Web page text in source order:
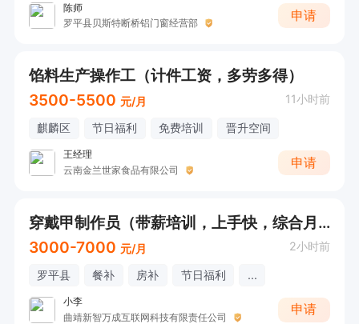
陈师
罗平县贝斯特断桥铝门窗经营部
申请
馅料生产操作工（计件工资，多劳多得）
3500-5500 元/月 11小时前
麒麟区 节日福利 免费培训 晋升空间
王经理
云南金兰世家食品有限公司
申请
穿戴甲制作员（带薪培训，上手快，综合月薪3000-7000）
3000-7000 元/月 2小时前
罗平县 餐补 房补 节日福利 ...
小李
曲靖新智万成互联网科技有限责任公司
申请